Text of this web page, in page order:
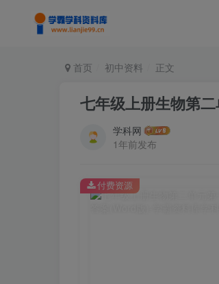
首页 初中资料 正文
七年级上册生物第
学科网
1年前发布
付费资源